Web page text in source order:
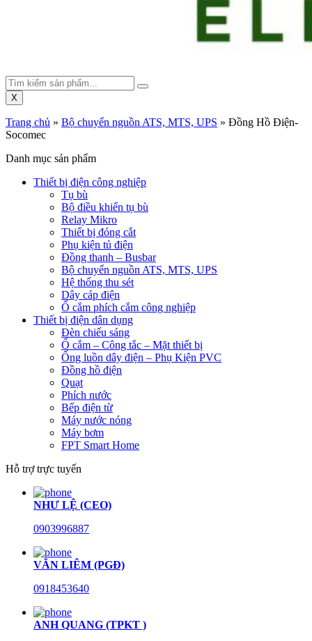
X
Trang chủ » Bộ chuyển nguồn ATS, MTS, UPS » Đồng Hồ Điện-
Socomec
Danh mục sản phẩm
Thiết bị điện công nghiệp
Tụ bù
Bộ điều khiển tụ bù
Relay Mikro
Thiết bị đóng cắt
Phụ kiện tủ điện
Đồng thanh – Busbar
Bộ chuyển nguồn ATS, MTS, UPS
Hệ thống thu sét
Dây cáp điện
Ổ cắm phích cắm công nghiệp
Thiết bị điện dân dụng
Đèn chiếu sáng
Ổ cắm – Công tắc – Mặt thiết bị
Ống luồn dây điện – Phụ Kiện PVC
Đồng hồ điện
Quạt
Phích nước
Bếp điện từ
Máy nước nóng
Máy bơm
FPT Smart Home
Hỗ trợ trực tuyến
NHƯ LỆ (CEO)
0903996887
VĂN LIÊM (PGĐ)
0918453640
ANH QUANG (TPKT )